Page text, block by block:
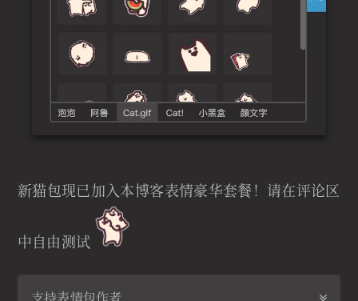
新猫包现已加入本博客表情豪华套餐！请在评论区
中自由测试
支持表情包作者